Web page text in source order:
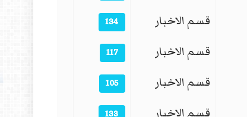
قسم الاخبار 134
قسم الاخبار 117
قسم الاخبار 105
قسم الاخبار 133